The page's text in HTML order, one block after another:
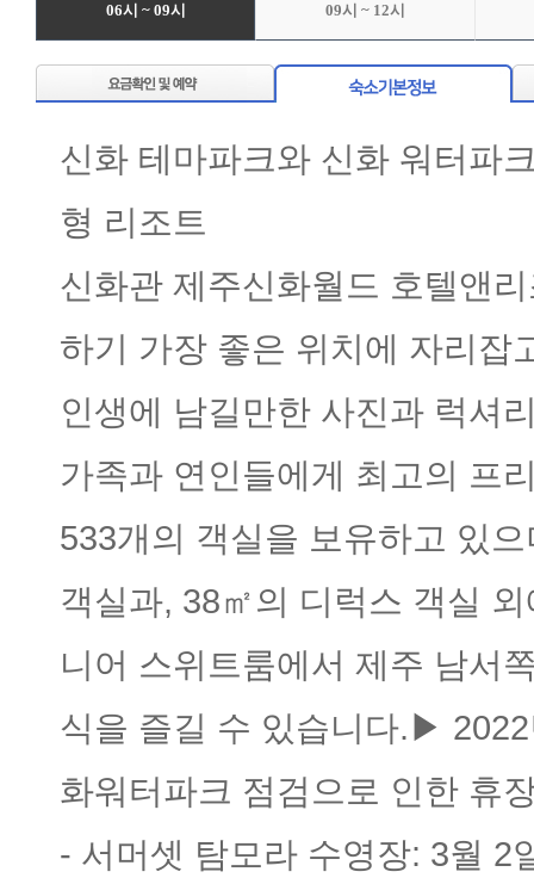
06시 ~ 09시 09시 ~ 12시
신화 테마파크와 신화 워터파
형 리조트
신화관 제주신화월드 호텔앤
하기 가장 좋은 위치에 자리잡
인생에 남길만한 사진과 럭셔
가족과 연인들에게 최고의 프
533개의 객실을 보유하고 있
객실과, 38㎡의 디럭스 객실
니어 스위트룸에서 제주 남서
식을 즐길 수 있습니다.▶
화워터파크 점검으로 인한 휴
- 서머셋 탐모라 수영장: 3월 2